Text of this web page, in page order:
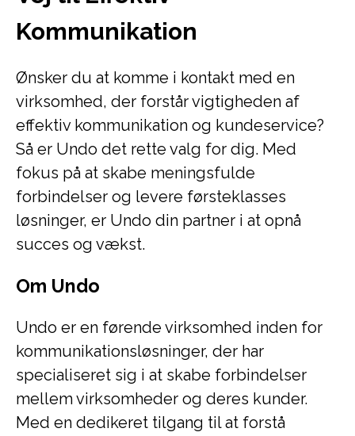
Kommunikation
Ønsker du at komme i kontakt med en
virksomhed, der forstår vigtigheden af
effektiv kommunikation og kundeservice?
Så er Undo det rette valg for dig. Med
fokus på at skabe meningsfulde
forbindelser og levere førsteklasses
løsninger, er Undo din partner i at opnå
succes og vækst.
Om Undo
Undo er en førende virksomhed inden for
kommunikationsløsninger, der har
specialiseret sig i at skabe forbindelser
mellem virksomheder og deres kunder.
Med en dedikeret tilgang til at forstå